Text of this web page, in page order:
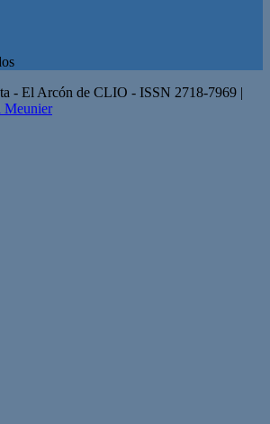
- El Arcón de CLIO - ISSN 2718-7969 |
Meunier